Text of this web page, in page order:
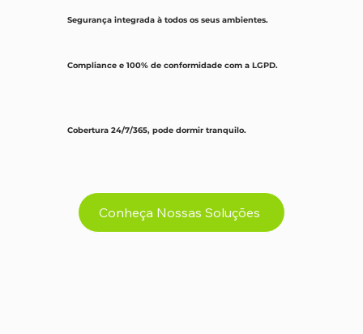
Segurança integrada à todos os seus ambientes.
Compliance e 100% de conformidade com a LGPD.
Cobertura 24/7/365, pode dormir tranquilo.
Conheça Nossas Soluções